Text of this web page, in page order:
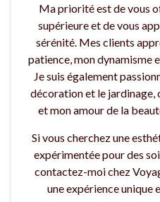
Ma priorité est de vous
supérieure et de vous
sérénité. Mes clients
patience, mon dynamisme
Je suis également
décoration et le
et mon amour de la
Si vous cherchez une
expérimentée pour des
contactez-moi chez
une expérience unique